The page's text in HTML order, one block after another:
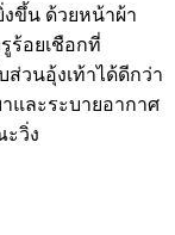
ขึ้น ด้วยหน้าผ้า
ร้อยเชือกที่
วนอุ้งเท้าได้ดีกว่า
และระบายอากาศ
ะวิ่ง